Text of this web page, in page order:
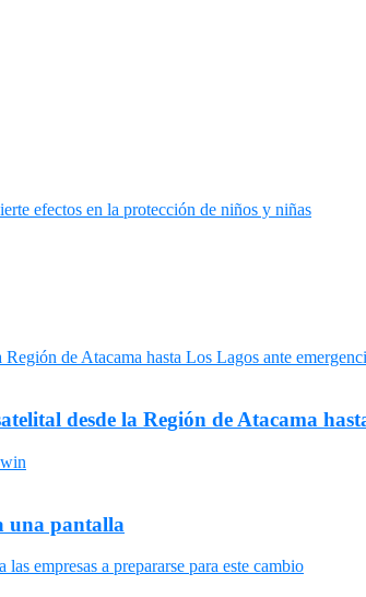
efectos en la protección de niños y niñas
desde la Región de Atacama
una pantalla